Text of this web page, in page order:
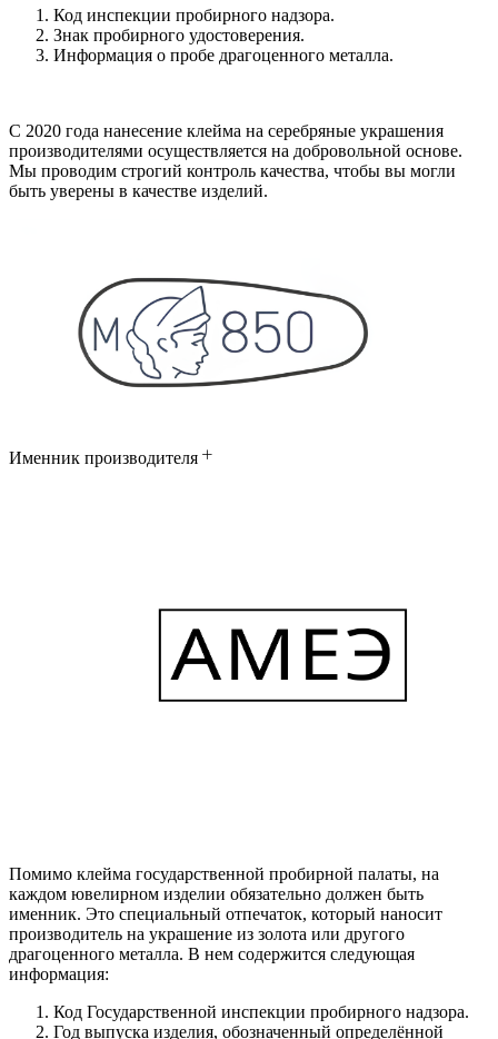
Код инспекции пробирного надзора.
Знак пробирного удостоверения.
Информация о пробе драгоценного металла.
С 2020 года нанесение клейма на серебряные украшения
производителями осуществляется на добровольной основе.
Мы проводим строгий контроль качества, чтобы вы могли
быть уверены в качестве изделий.
Именник производителя
Помимо клейма государственной пробирной палаты, на
каждом ювелирном изделии обязательно должен быть
именник. Это специальный отпечаток, который наносит
производитель на украшение из золота или другого
драгоценного металла. В нем содержится следующая
информация:
Код Государственной инспекции пробирного надзора.
Год выпуска изделия, обозначенный определённой